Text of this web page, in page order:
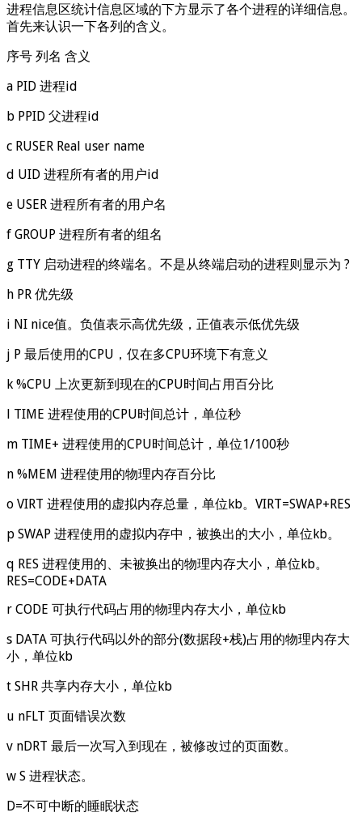
进程信息区统计信息区域的下方显示了各个进程的详细信息。
首先来认识一下各列的含义。
序号 列名 含义
a PID 进程id
b PPID 父进程id
c RUSER Real user name
d UID 进程所有者的用户id
e USER 进程所有者的用户名
f GROUP 进程所有者的组名
g TTY 启动进程的终端名。不是从终端启动的进程则显示为 ?
h PR 优先级
i NI nice值。负值表示高优先级，正值表示低优先级
j P 最后使用的CPU，仅在多CPU环境下有意义
k %CPU 上次更新到现在的CPU时间占用百分比
l TIME 进程使用的CPU时间总计，单位秒
m TIME+ 进程使用的CPU时间总计，单位1/100秒
n %MEM 进程使用的物理内存百分比
o VIRT 进程使用的虚拟内存总量，单位kb。VIRT=SWAP+RES
p SWAP 进程使用的虚拟内存中，被换出的大小，单位kb。
q RES 进程使用的、未被换出的物理内存大小，单位kb。
RES=CODE+DATA
r CODE 可执行代码占用的物理内存大小，单位kb
s DATA 可执行代码以外的部分(数据段+栈)占用的物理内存大
小，单位kb
t SHR 共享内存大小，单位kb
u nFLT 页面错误次数
v nDRT 最后一次写入到现在，被修改过的页面数。
w S 进程状态。
D=不可中断的睡眠状态